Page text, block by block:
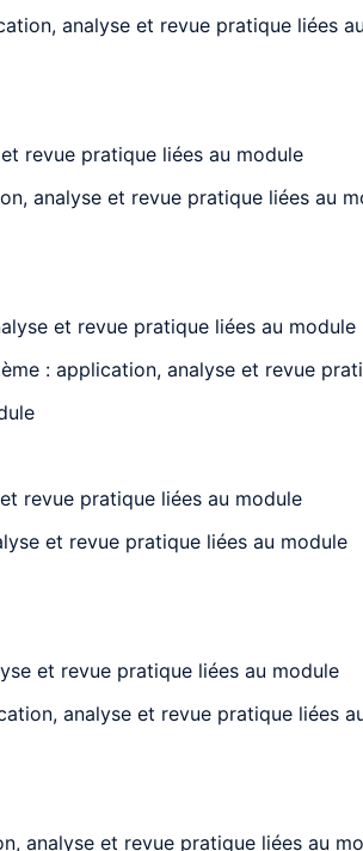
analyse et revue pratique liées
revue pratique liées au module
analyse et revue pratique liées au
et revue pratique liées au module
: application, analyse et revue
revue pratique liées au module
et revue pratique liées au module
et revue pratique liées au module
analyse et revue pratique liées
analyse et revue pratique liées au